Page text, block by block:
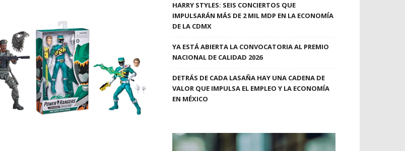
HARRY STYLES: SEIS CONCIERTOS QUE
IMPULSARÁN MÁS DE 2 MIL MDP EN LA ECONOMÍA
DE LA CDMX
YA ESTÁ ABIERTA LA CONVOCATORIA AL PREMIO
NACIONAL DE CALIDAD 2026
DETRÁS DE CADA LASAÑA HAY UNA CADENA DE
VALOR QUE IMPULSA EL EMPLEO Y LA ECONOMÍA
EN MÉXICO